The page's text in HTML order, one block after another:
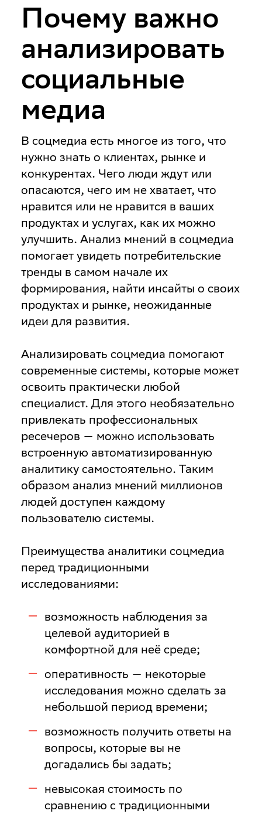
Почему важно
анализировать
социальные
медиа
В соцмедиа есть многое из того, что
нужно знать о клиентах, рынке и
конкурентах. Чего люди ждут или
опасаются, чего им не хватает, что
нравится или не нравится в ваших
продуктах и услугах, как их можно
улучшить. Анализ мнений в соцмедиа
помогает увидеть потребительские
тренды в самом начале их
формирования, найти инсайты о своих
продуктах и рынке, неожиданные
идеи для развития.
Анализировать соцмедиа помогают
современные системы, которые может
освоить практически любой
специалист. Для этого необязательно
привлекать профессиональных
ресечеров — можно использовать
встроенную автоматизированную
аналитику самостоятельно. Таким
образом анализ мнений миллионов
людей доступен каждому
пользователю системы.
Преимущества аналитики соцмедиа
перед традиционными
исследованиями:
возможность наблюдения за
целевой аудиторией в
комфортной для неё среде;
оперативность — некоторые
исследования можно сделать за
небольшой период времени;
возможность получить ответы на
вопросы, которые вы не
догадались бы задать;
невысокая стоимость по
сравнению с традиционными